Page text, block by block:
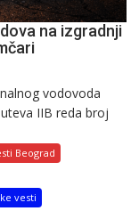
na izgradnji
vodovoda
IIB reda broj
Beograd
vesti